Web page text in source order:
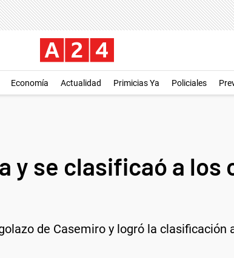
Economía Actualidad Primicias Ya Policiales
y se clasificaó a
de Casemiro y logró la